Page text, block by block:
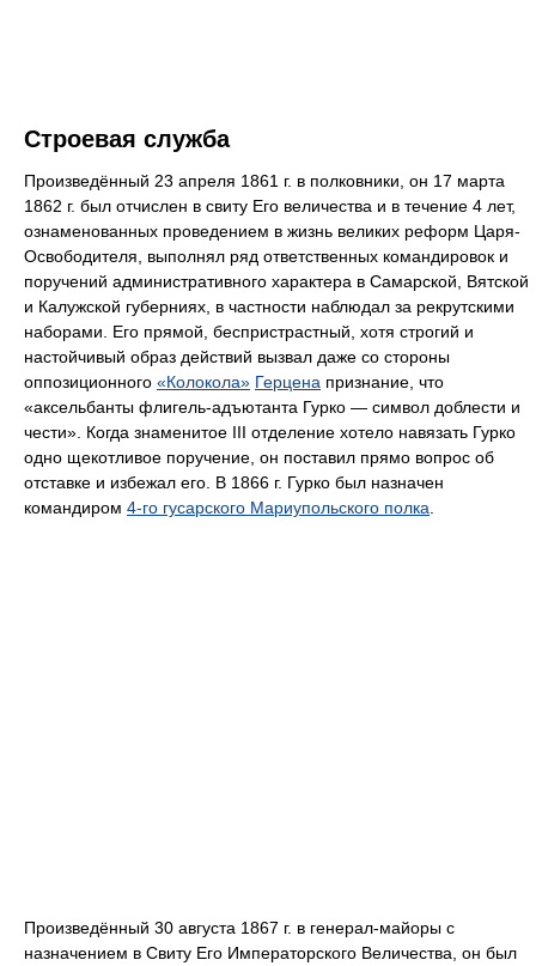
Строевая служба
Произведённый 23 апреля 1861 г. в полковники, он 17 марта
1862 г. был отчислен в свиту Его величества и в течение 4 лет,
ознаменованных проведением в жизнь великих реформ Царя-
Освободителя, выполнял ряд ответственных командировок и
поручений административного характера в Самарской, Вятской
и Калужской губерниях, в частности наблюдал за рекрутскими
наборами. Его прямой, беспристрастный, хотя строгий и
настойчивый образ действий вызвал даже со стороны
оппозиционного «Колокола» Герцена признание, что
«аксельбанты флигель-адъютанта Гурко — символ доблести и
чести». Когда знаменитое III отделение хотело навязать Гурко
одно щекотливое поручение, он поставил прямо вопрос об
отставке и избежал его. В 1866 г. Гурко был назначен
командиром 4-го гусарского Мариупольского полка
Произведённый 30 августа 1867 г. в генерал-майоры с
назначением в Свиту Его Императорского Величества, он был